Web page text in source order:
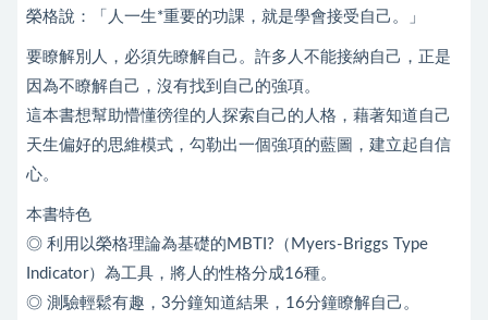
榮格說：「人一生*重要的功課，就是學會接受自己。」
要瞭解別人，必須先瞭解自己。許多人不能接納自己，正是
因為不瞭解自己，沒有找到自己的強項。
這本書想幫助懵懂徬徨的人探索自己的人格，藉著知道自己
天生偏好的思維模式，勾勒出一個強項的藍圖，建立起自信
心。
本書特色
◎ 利用以榮格理論為基礎的MBTI?（Myers-Briggs Type
Indicator）為工具，將人的性格分成16種。
◎ 測驗輕鬆有趣，3分鐘知道結果，16分鐘瞭解自己。